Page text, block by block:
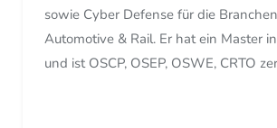
sowie Cyber Defense für die
Automotive & Rail. Er hat ein Master
und ist OSCP, OSEP, OSWE, CRTO